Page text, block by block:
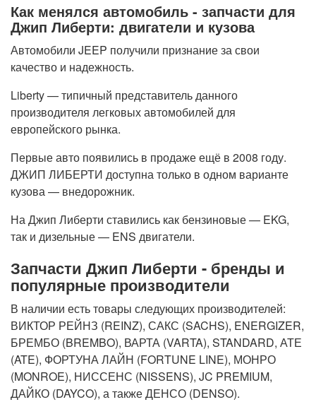
Как менялся автомобиль - запчасти для
Джип Либерти: двигатели и кузова
Автомобили JEEP получили признание за свои
качество и надежность.
Liberty — типичный представитель данного
производителя легковых автомобилей для
европейского рынка.
Первые авто появились в продаже ещё в 2008 году.
ДЖИП ЛИБЕРТИ доступна только в одном варианте
кузова — внедорожник.
На Джип Либерти ставились как бензиновые — EKG,
так и дизельные — ENS двигатели.
Запчасти Джип Либерти - бренды и
популярные производители
В наличии есть товары следующих производителей:
ВИКТОР РЕЙНЗ (REINZ), САКС (SACHS), ENERGIZER,
БРЕМБО (BREMBO), ВАРТА (VARTA), STANDARD, АТЕ
(ATE), ФОРТУНА ЛАЙН (FORTUNE LINE), МОНРО
(MONROE), НИССЕНС (NISSENS), JC PREMIUM,
ДАЙКО (DAYCO), а также ДЕНСО (DENSO).